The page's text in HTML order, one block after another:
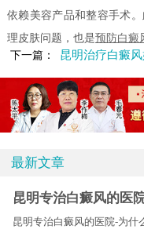
依赖美容产品和整容手术
理皮肤问题，也是预防白癜
下一篇：
昆明治疗白癜风
最新文章
昆明专治白癜风的医
昆明专治白癜风的医院-为什